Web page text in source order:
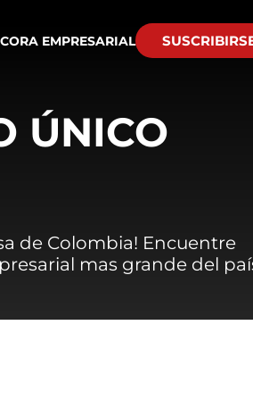
EMPRESARIAL
ÚNICO
de Colombia! Encuentre
mas grande del